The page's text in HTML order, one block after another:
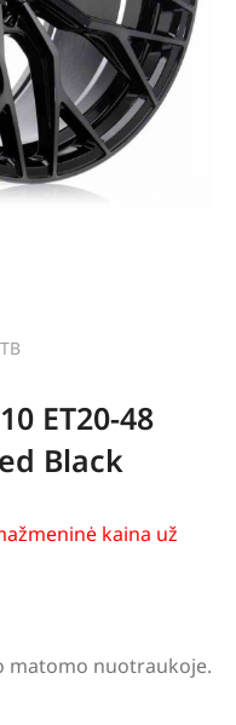
ET20-48
Black
kaina už
matomo nuotraukoje.